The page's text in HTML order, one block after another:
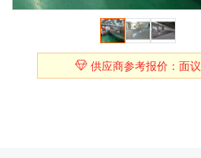
供应商参考报价：面议